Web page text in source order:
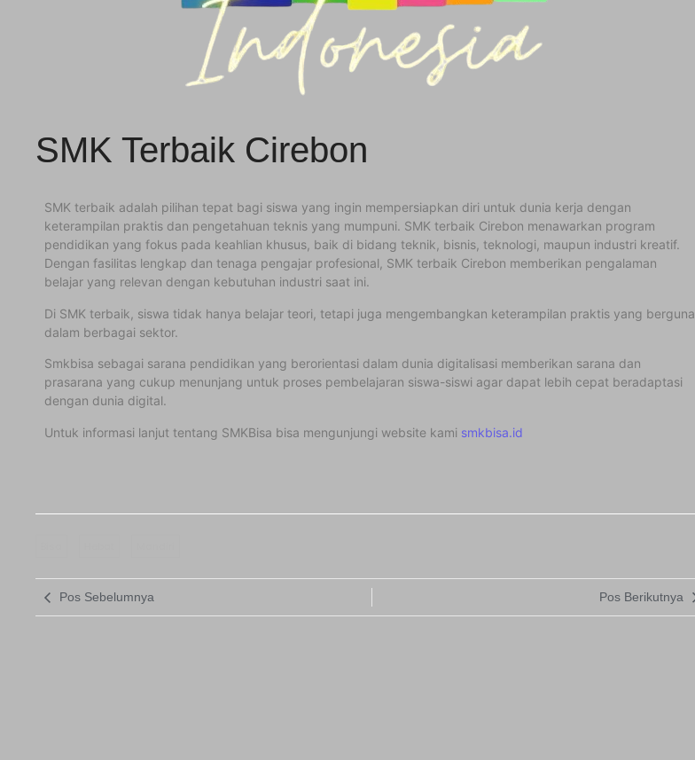
SMK Terbaik Cirebon
SMK terbaik adalah pilihan tepat bagi siswa yang ingin mempersiapkan diri untuk dunia kerja dengan
keterampilan praktis dan pengetahuan teknis yang mumpuni. SMK terbaik Cirebon menawarkan program
pendidikan yang fokus pada keahlian khusus, baik di bidang teknik, bisnis, teknologi, maupun industri kreatif.
Dengan fasilitas lengkap dan tenaga pengajar profesional, SMK terbaik Cirebon memberikan pengalaman
belajar yang relevan dengan kebutuhan industri saat ini.
Di SMK terbaik, siswa tidak hanya belajar teori, tetapi juga mengembangkan keterampilan praktis yang berguna
dalam berbagai sektor.
Smkbisa sebagai sarana pendidikan yang berorientasi dalam dunia digitalisasi memberikan sarana dan
prasarana yang cukup menunjang untuk proses pembelajaran siswa-siswi agar dapat lebih cepat beradaptasi
dengan dunia digital.
Untuk informasi lanjut tentang SMKBisa bisa mengunjungi website kami smkbisa.id
Pos Sebelumnya Pos Berikutnya